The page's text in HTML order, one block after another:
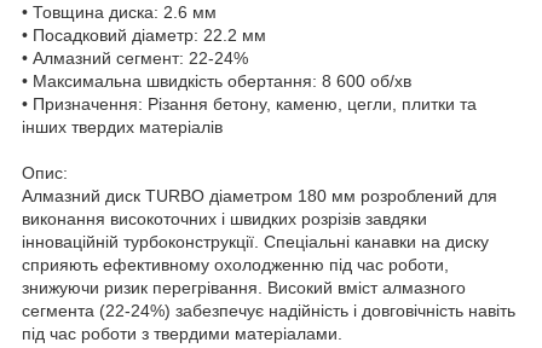
• Товщина диска: 2.6 мм
• Посадковий діаметр: 22.2 мм
• Алмазний сегмент: 22-24%
• Максимальна швидкість обертання: 8 600 об/хв
• Призначення: Різання бетону, каменю, цегли, плитки та
інших твердих матеріалів
Опис:
Алмазний диск TURBO діаметром 180 мм розроблений для
виконання високоточних і швидких розрізів завдяки
інноваційній турбоконструкції. Спеціальні канавки на диску
сприяють ефективному охолодженню під час роботи,
знижуючи ризик перегрівання. Високий вміст алмазного
сегмента (22-24%) забезпечує надійність і довговічність навіть
під час роботи з твердими матеріалами.